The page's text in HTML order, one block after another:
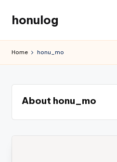
content
honulog
Home honu_mo
About honu_mo